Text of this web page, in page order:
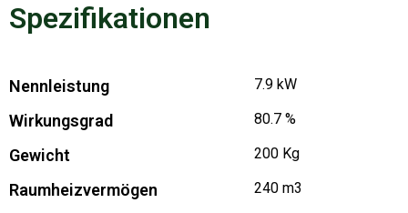
Spezifikationen
Nennleistung
Wirkungsgrad
Gewicht
Raumheizvermögen
7.9 kW
80.7 %
200 Kg
240 m3